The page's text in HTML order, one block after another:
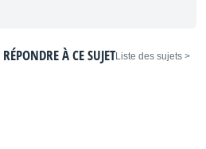
< Liste des sujets
RÉPONDRE À CE SUJET